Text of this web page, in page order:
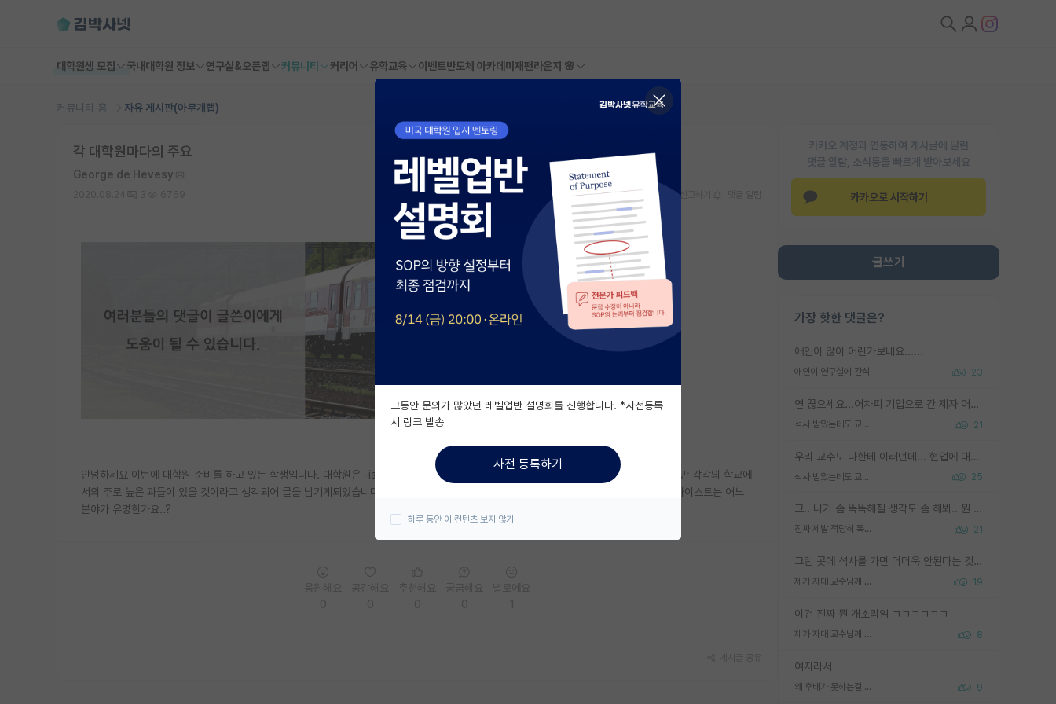
대학원생 모집 국내대학원 정보 연구실&오픈랩 커뮤니티 커리어 유학교육 이벤트반도체 아카데미 재팬라운지 🌸
커뮤니티 홈 자유 게시판(아무개랩)
카카오 계정과 연동하여 게시글에 달린
댓글 알람, 소식등을 빠르게 받아보세요
카카오로 시작하기
글쓰기
가장 핫한 댓글은?
애인이 많이 어린가보네요......
애인이 연구실에 간식 23
연 끊으세요...어차피 기업으로 간 제자 어떻게 못합니다. 기업에서는 교수들 사기꾼으로 보는 시선도 강하고, 앞에서나 교수님하고 떠받들어주지 많이 무시합니다. 영향력도 0에 수렴합니다. 그리고 생각해보십시오. 석사로 기업간 제자가 무슨 힘이 있다고 과제를 달라고 합니까? 말만 교수지 무능력자라고 생각합니다. 세금이 아깝습니다.
석사 받았는데도 교수랑 연락한다. 21
우리 교수도 나한테 이러던데... 현업에 대해 이해가 전혀 없고, 자기 말이면 다 되는 줄 알고. 학위동안 지도는 커녕 잡일만 시켜놓고 이제와서 주기적으로 연락 없으면 싸가지 없는 제자가 되버림.
석사 받았는데도 교수랑 연락한다. 25
그.. 니가 좀 똑똑해질 생각도 좀 해봐.. 뭔 연구를 선배랑 계속 같이할 생각을하냐 박사과정이
진짜 제발 적당히 똑똑한 박사과정이라도 위에 있었으면.. 21
그런 곳에 석사를 가면 더더욱 안된다는 것을 깨달으시면 된겁니다!
제가 자대 교수님께 무례하게 행동한 걸까요? 19
이건 진짜 뭔 개소리임 ㅋㅋㅋㅋㅋㅋ
제가 자대 교수님께 무례하게 행동한 걸까요? 8
여자라서
왜 후배가 못하는걸 교수님은 내 책임으로 돌리는걸까요? 9
각 대학원마다의 주요
George de Hevesy
스크랩 신고하기
안녕하세요 이번에 대학원 준비를 하고 있는 학생입니다. 대학원은 -ist를 준비하고있습니다. 모든 학교들 다 과학기술원으로 높은 학교들이지만 각각의 학교에
서의 주로 높은 과들이 있을 것이라고 생각되어 글을 남기게되었습니다. 유니스트는 에너지로 유명하다는 것은 들었는데 지스트나 디지스트, 카이스트는 어느
분야가 유명한가요..?
그동안 문의가 많았던 레벨업반 설명회를 진행합니다. *사전등록
시 링크 발송
사전 등록하기
하루 동안 이 컨텐츠 보지 않기